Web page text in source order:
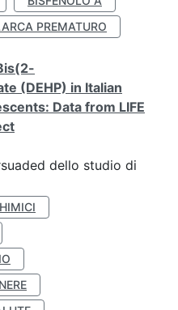
PREMATURO
(DEHP) in Italian
Data from LIFE
dello studio di